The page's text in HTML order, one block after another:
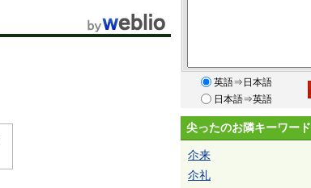
英語⇒日本語
日本語⇒英語
尖ったのお隣キーワード
尒来
尒礼